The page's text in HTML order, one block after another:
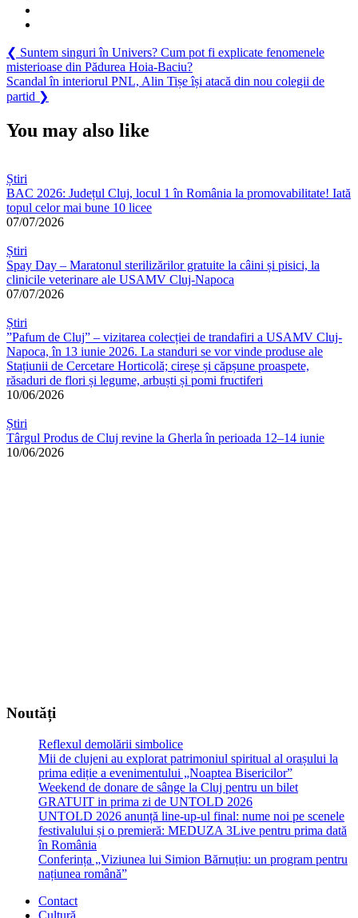
Navigare
în
articole
❮ Previous
Post:
Suntem singuri în Univers? Cum pot fi explicate fenomenele
misterioase din Pădurea Hoia‑Baciu?
Next
Post:
Scandal în interiorul PNL, Alin Tișe își atacă din nou colegii de
partid ❯
You may also like
Știri
BAC 2026: Județul Cluj, locul 1 în România la promovabilitate! Iată
topul celor mai bune 10 licee
07/07/2026
Știri
Spay Day – Maratonul sterilizărilor gratuite la câini și pisici, la
clinicile veterinare ale USAMV Cluj-Napoca
07/07/2026
Știri
”Pafum de Cluj” – vizitarea colecției de trandafiri a USAMV Cluj-
Napoca, în 13 iunie 2026. La standuri se vor vinde produse ale
Stațiunii de Cercetare Horticolă; cireșe și căpșune proaspete,
răsaduri de flori și legume, arbuști și pomi fructiferi
10/06/2026
Știri
Târgul Produs de Cluj revine la Gherla în perioada 12–14 iunie
10/06/2026
Noutăți
Reflexul demolării simbolice
Mii de clujeni au explorat patrimoniul spiritual al orașului la
prima ediție a evenimentului „Noaptea Bisericilor”
Weekend de donare de sânge la Cluj pentru un bilet
GRATUIT in prima zi de UNTOLD 2026
UNTOLD 2026 anunță line-up-ul final: nume noi pe scenele
festivalului și o premieră: MEDUZA 3Live pentru prima dată
în România
Conferința „Viziunea lui Simion Bărnuțiu: un program pentru
națiunea română”
Contact
Cultură